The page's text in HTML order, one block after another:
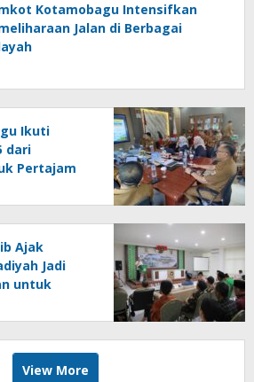
Kotamobagu Intensifkan
Jalan di Berbagai
Ikuti
dari
Pertajam
Ajak
Jadi
untuk
View More